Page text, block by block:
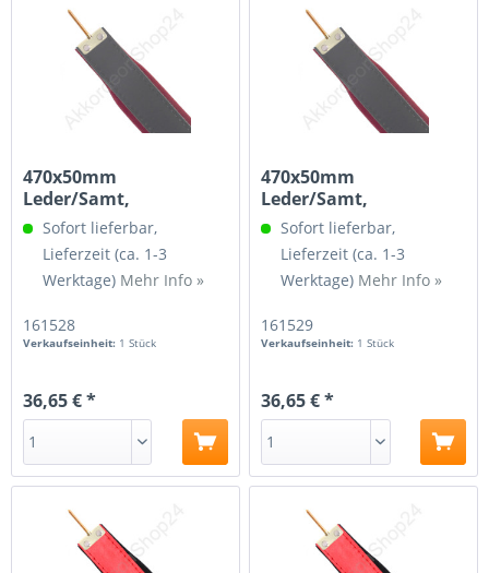
470x50mm
Leder/Samt,
Spindelgewinde 3/16,
Leder...
Sofort lieferbar,
Lieferzeit (ca. 1-3
Werktage) Mehr Info »
161528
Verkaufseinheit: 1 Stück
36,65 € *
470x50mm
Leder/Samt,
Spindelgewinde M4,
Leder...
Sofort lieferbar,
Lieferzeit (ca. 1-3
Werktage) Mehr Info »
161529
Verkaufseinheit: 1 Stück
36,65 € *